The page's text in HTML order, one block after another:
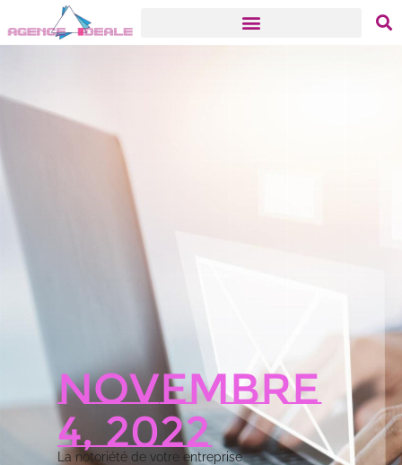
Novembre
4, 2022
La notoriété de votre entreprise